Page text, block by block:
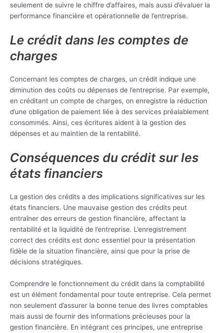
seulement de suivre le chiffre d’affaires, mais aussi d’évaluer la
performance financière et opérationnelle de l’entreprise.
Le crédit dans les comptes de
charges
Concernant les comptes de charges, un crédit indique une
diminution des coûts ou dépenses de l’entreprise. Par exemple,
en créditant un compte de charges, on enregistre la réduction
d’une obligation de paiement liée à des services préalablement
consommés. Ainsi, ces écritures aident à la gestion des
dépenses et au maintien de la rentabilité.
Conséquences du crédit sur les
états financiers
La gestion des crédits a des implications significatives sur les
états financiers. Une mauvaise gestion des crédits peut
entraîner des erreurs de gestion financière, affectant la
rentabilité et la liquidité de l’entreprise. L’enregistrement
correct des crédits est donc essentiel pour la présentation
fidèle de la situation financière, ainsi que pour la prise de
décisions stratégiques.
Comprendre le fonctionnement du crédit dans la comptabilité
est un élément fondamental pour toute entreprise. Cela permet
non seulement d’assurer la bonne tenue des livres comptables
mais aussi de fournir des informations précieuses pour la
gestion financière. En intégrant ces principes, une entreprise